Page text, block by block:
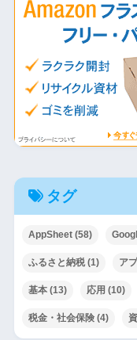
タグ
AppSheet(58)
ふるさと納税(1) ア
基本(13) 応用 (10)
税金・社会保険(4)